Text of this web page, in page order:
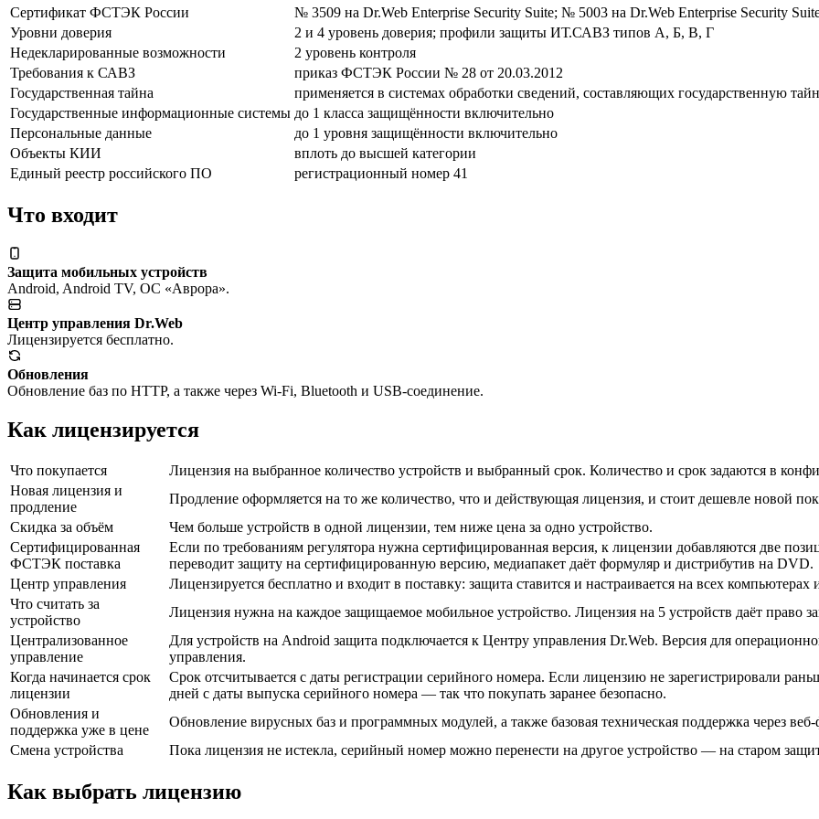
Сертификат ФСТЭК России
№ 3509 на Dr.Web Enterprise Security Suite; № 5003 на Dr.Web Enterprise Security
Уровни доверия
2 и 4 уровень доверия; профили защиты ИТ.САВЗ типов А, Б, В, Г
Недекларированные возможности
2 уровень контроля
Требования к САВЗ
приказ ФСТЭК России № 28 от 20.03.2012
Государственная тайна
применяется в системах обработки сведений, составляющих государственную
Государственные информационные системы до 1 класса защищённости включительно
Персональные данные
до 1 уровня защищённости включительно
Объекты КИИ
вплоть до высшей категории
Единый реестр российского ПО
регистрационный номер 41
Что входит
Защита мобильных устройств
Android, Android TV, ОС «Аврора».
Центр управления Dr.Web
Лицензируется бесплатно.
Обновления
Обновление баз по HTTP, а также через Wi-Fi, Bluetooth и USB-соединение.
Как лицензируется
Что покупается
Лицензия на выбранное количество устройств и выбранный срок. Количество и срок задаются в
Новая лицензия и
продление
Продление оформляется на то же количество, что и действующая лицензия, и стоит дешевле новой
Скидка за объём
Чем больше устройств в одной лицензии, тем ниже цена за одно устройство.
Сертифицированная
ФСТЭК поставка
Если по требованиям регулятора нужна сертифицированная версия, к лицензии добавляются две
переводит защиту на сертифицированную версию, медиапакет даёт формуляр и дистрибутив на DVD.
Центр управления
Лицензируется бесплатно и входит в поставку: защита ставится и настраивается на всех компьютерах
Что считать за
устройство
Лицензия нужна на каждое защищаемое мобильное устройство. Лицензия на 5 устройств даёт право
Централизованное
управление
Для устройств на Android защита подключается к Центру управления Dr.Web. Версия для
управления.
Когда начинается срок
лицензии
Срок отсчитывается с даты регистрации серийного номера. Если лицензию не зарегистрировали
дней с даты выпуска серийного номера — так что покупать заранее безопасно.
Обновления и
поддержка уже в цене
Обновление вирусных баз и программных модулей, а также базовая техническая поддержка через
Смена устройства
Пока лицензия не истекла, серийный номер можно перенести на другое устройство — на старом
Как выбрать лицензию